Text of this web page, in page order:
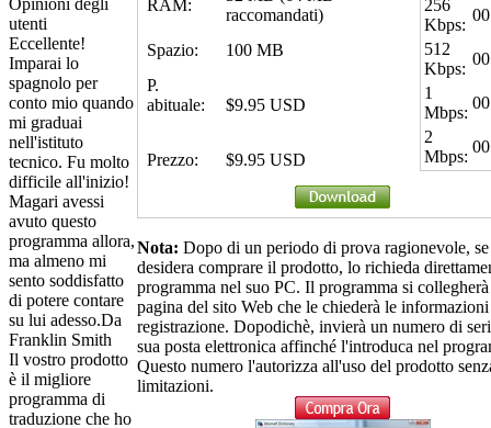
Opinioni degli
utenti
Eccellente!
Imparai lo
spagnolo per
conto mio quando
mi graduai
nell'istituto
tecnico. Fu molto
difficile all'inizio!
Magari avessi
avuto questo
programma allora,
ma almeno mi
sento soddisfatto
di potere contare
su lui adesso.Da
Franklin Smith
Il vostro prodotto
è il migliore
programma di
traduzione che ho
256
Kbps:
512
Kbps:
1
Mbps:
2
Mbps:
RAM:
raccomandati)
Spazio:
100 MB
P.
abituale:
$9.95 USD
Prezzo: $9.95 USD
Nota: Dopo di un periodo di prova ragionevole, se
desidera comprare il prodotto, lo richieda
programma nel suo PC. Il programma si
pagina del sito Web che le chiederà le
registrazione. Dopodichè, invierà un numero di
sua posta elettronica affinché l'introduca nel
Questo numero l'autorizza all'uso del prodotto
limitazioni.